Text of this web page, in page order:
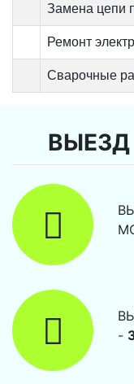
Замена цепи
Ремонт
Сварочные
-